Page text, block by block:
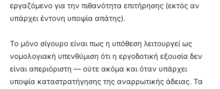
εργαζόμενο για την πιθανότητα επιτήρησης (εκτός αν
υπάρχει έντονη υποψία απάτης).
Το μόνο σίγουρο είναι πως η υπόθεση λειτουργεί ως
νομολογιακή υπενθύμιση ότι η εργοδοτική εξουσία δεν
είναι απεριόριστη — ούτε ακόμα και όταν υπάρχει
υποψία καταστρατήγησης της αναρρωτικής άδειας. Τα